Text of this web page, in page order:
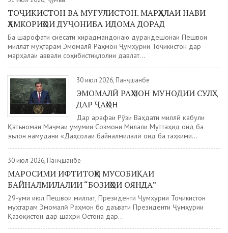
ТОҶИКИСТОН ВА МУҒУЛИСТОН. МАРҲАЛАИ НАВИ
ҲАМКОРИҲОИ ДУҶОНИБА ИДОМА ДОРАД
Ба шарофати сиёсати хирадмандонаю дурандешонаи Пешвои
миллат муҳтарам Эмомалӣ Раҳмон Ҷумҳурии Тоҷикистон дар
марҳалаи аввали соҳибистиқлолии давлат...
30 июл 2026, Панҷшанбе
ЭМОМАЛӢ РАҲМОН МУНОДИИ СУЛҲ
ДАР ҶАҲОН
Дар арафаи Рӯзи Ваҳдати миллӣ қабули
Қатъномаи Маҷмаи умумии Созмони Милали Муттаҳид оид ба
эълон намудани «Даҳсолаи байналмилалӣ оид ба таҳкими...
30 июл 2026, Панҷшанбе
МАРОСИМИ ИФТИТОҲИ МУСОБИҚАИ
БАЙНАЛМИЛАЛИИ “БОЗИҲОИ ОЯНДА”
29-уми июл Пешвои миллат, Президенти Ҷумҳурии Тоҷикистон
муҳтарам Эмомалӣ Раҳмон бо даъвати Президенти Ҷумҳурии
Қазоқистон дар шаҳри Остона дар...